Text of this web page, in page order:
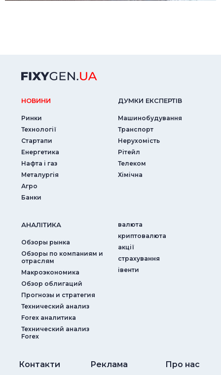
НОВИНИ
Ринки
Технології
Стартапи
Енергетика
Нафта і газ
Металургія
Агро
Банки
ДУМКИ ЕКСПЕРТIВ
Машинобудування
Транспорт
Нерухомість
Рітейл
Телеком
Хімічна
АНАЛIТИКА
Обзоры рынка
Обзоры по компаниям и
отраслям
Макроэкономика
Обзор облигаций
Прогнозы и стратегия
Технический анализ
Forex аналитика
Технический анализ
Forex
валюта
криптовалюта
акції
страхування
iвенти
Контакти Реклама Про нас